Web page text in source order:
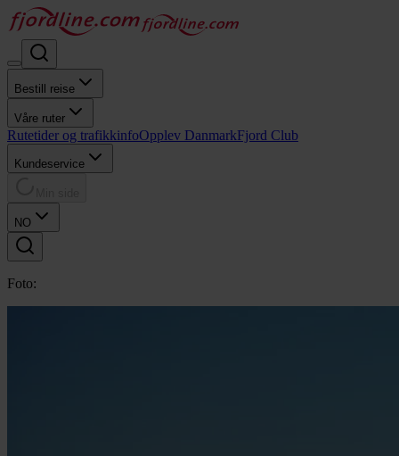
Bestill reise
Våre ruter
Rutetider og trafikkinfoOpplev DanmarkFjord Club
Kundeservice
NO
Foto: